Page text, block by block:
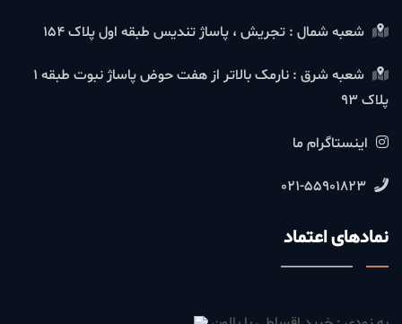
شعبه شمال : تجریش ، پاساژ تندیس طبقه اول پلاک 154
شعبه شرق : نارمک بالاتر از هفت حوض پاساژ نبوت طبقه 1
پلاک 93
اینستاگرام ما
021-55901823
نمادهای اعتماد